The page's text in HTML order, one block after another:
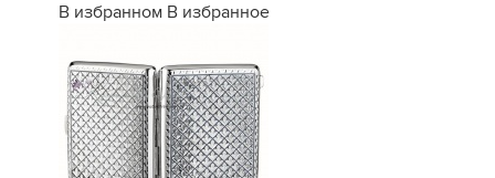
В избранном В избранное